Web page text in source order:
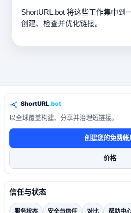
ShortURL.bot 将这些工作集中到
创建、检查并优化链接。
以全球覆盖构建、分享并治理短链接。
创建您的免费帐
价格
信任与状态
服务状态 安全与信任 对比 帮助中